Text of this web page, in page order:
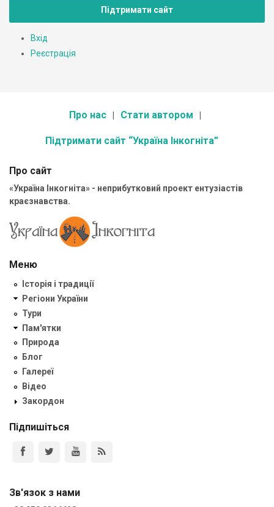
Підтримати сайт
Вхід
Реєстрація
Про нас Стати автором
Підтримати сайт “Україна Інкогніта”
Про сайт
«Україна Інкогніта» - неприбутковий проект ентузіастів
краєзнавства.
Меню
Історія і традиції
Регіони України
Тури
Пам'ятки
Природа
Блог
Галереї
Відео
Закордон
Підпишіться
Зв'язок з нами